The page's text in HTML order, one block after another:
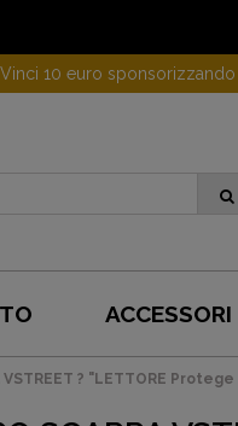
Vinci 10 euro
ACCESSORI
? "LETTORE Protege